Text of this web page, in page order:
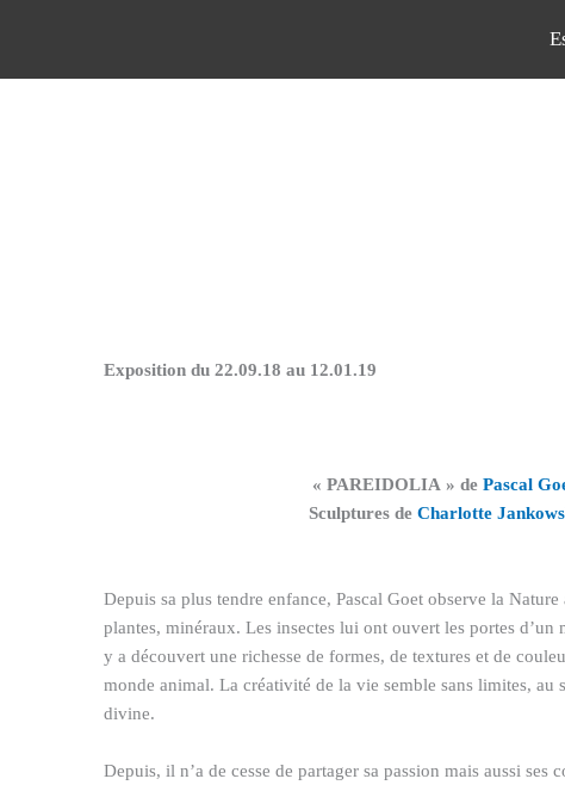
Exposition du 22.09.18 au 12.01.19
« PAREIDOLIA » dePascal
Sculptures de Charlotte
Depuis sa plus tendre enfance, Pascal Goet observe la
plantes, minéraux. Les insectes lui ont ouvert les portes d’un
y a découvert une richesse de formes, de textures et de
monde animal. La créativité de la vie semble sans limites, au
divine.
Depuis, il n’a de cesse de partager sa passion mais aussi ses